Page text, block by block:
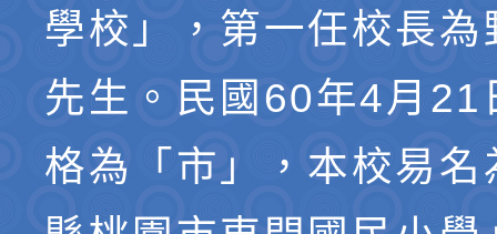
學校」，第一任校長為
先生。民國60年4月21
格為「市」，本校易名